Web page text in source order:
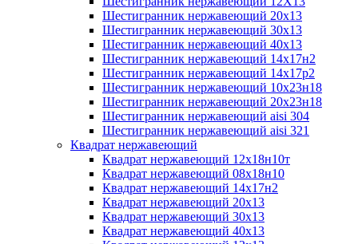
Шестигранник нержавеющий 20х13
Шестигранник нержавеющий 30х13
Шестигранник нержавеющий 40х13
Шестигранник нержавеющий 14х17н2
Шестигранник нержавеющий 14х17р2
Шестигранник нержавеющий 10х23н18
Шестигранник нержавеющий 20х23н18
Шестигранник нержавеющий aisi 304
Шестигранник нержавеющий aisi 321
Квадрат нержавеющий
Квадрат нержавеющий 12х18н10т
Квадрат нержавеющий 08х18н10
Квадрат нержавеющий 14х17н2
Квадрат нержавеющий 20х13
Квадрат нержавеющий 30х13
Квадрат нержавеющий 40х13